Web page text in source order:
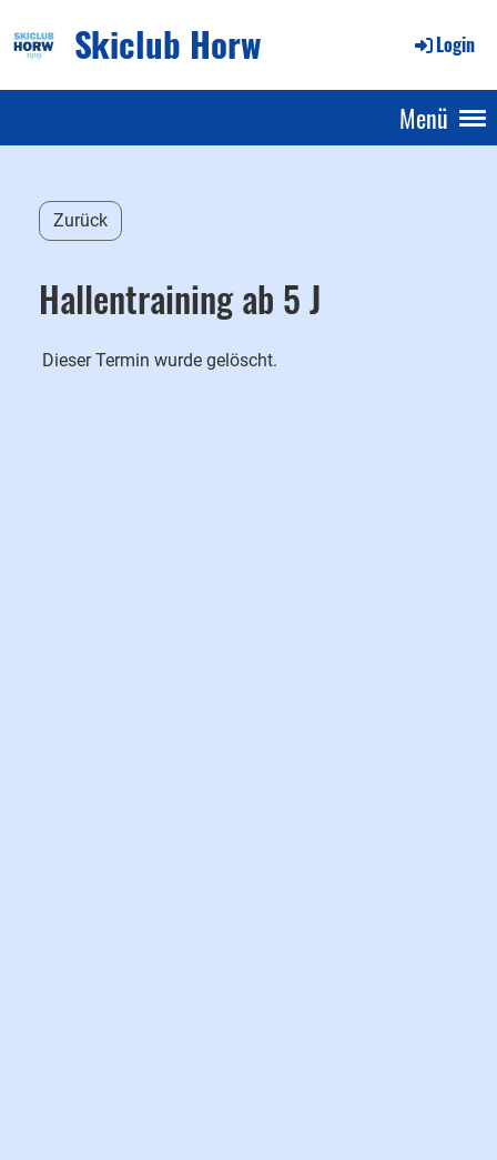
Skiclub Horw Login
Menü
Zurück
Hallentraining ab 5 J
Dieser Termin wurde gelöscht.